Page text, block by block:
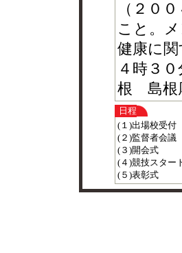
（２０
こと。
健康に
４時３
根 島根
日程
(１)出場校受付
(２)監督者会議
(３)開会式
(４)競技スター
(５)表彰式